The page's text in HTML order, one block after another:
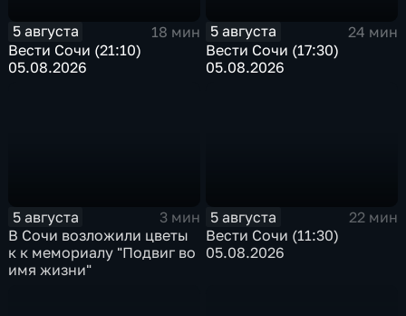
5 августа
18 мин
Вести Сочи (21:10)
05.08.2026
5 августа
24 мин
Вести Сочи (17:30)
05.08.2026
5 августа
3 мин
В Сочи возложили цветы
к к мемориалу "Подвиг во
имя жизни"
5 августа
22 мин
Вести Сочи (11:30)
05.08.2026